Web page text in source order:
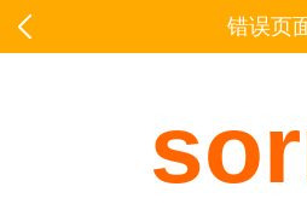
错误页